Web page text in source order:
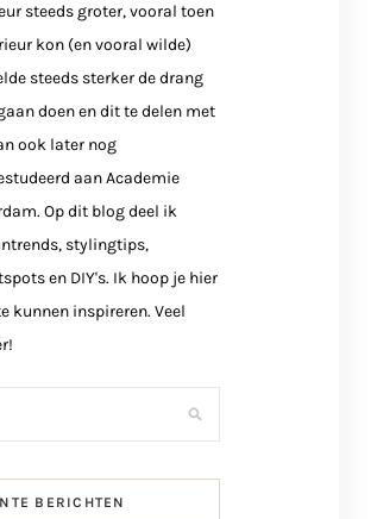
steeds groter, vooral toen
kon (en vooral wilde)
steeds sterker de drang
doen en dit te delen met
ook later nog
aan Academie
Op dit blog deel ik
stylingtips,
en DIY's. Ik hoop je hier
kunnen inspireren. Veel
BERICHTEN